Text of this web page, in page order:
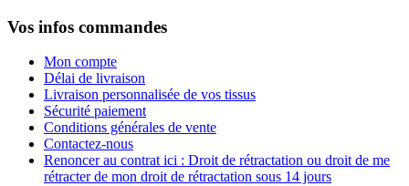
Vos infos commandes
Mon compte
Délai de livraison
Livraison personnalisée de vos tissus
Sécurité paiement
Conditions générales de vente
Contactez-nous
Renoncer au contrat ici : Droit de rétractation ou droit de me
rétracter de mon droit de rétractation sous 14 jours